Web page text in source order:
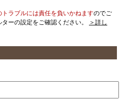
ラブルには責任を負いかねますのでご
ーの設定をご確認ください。
＞詳し